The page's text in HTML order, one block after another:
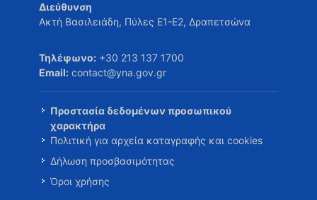
Διεύθυνση
Ακτή Βασιλειάδη, Πύλες Ε1-Ε2, Δραπετσώνα
Τηλέφωνο: +30 213 137 1700
Email: contact@yna.gov.gr
Προστασία δεδομένων προσωπικού
χαρακτήρα
Πολιτική για αρχεία καταγραφής και cookies
Δήλωση προσβασιμότητας
Όροι χρήσης